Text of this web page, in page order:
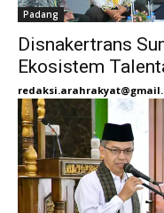
Padang
Disnakertrans
Ekosistem